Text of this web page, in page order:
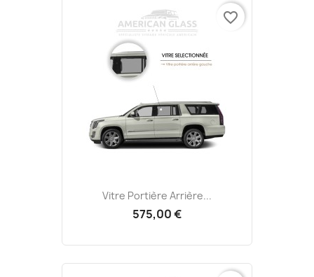
Vitre Portière Arrière...
575,00 €
favorite_border